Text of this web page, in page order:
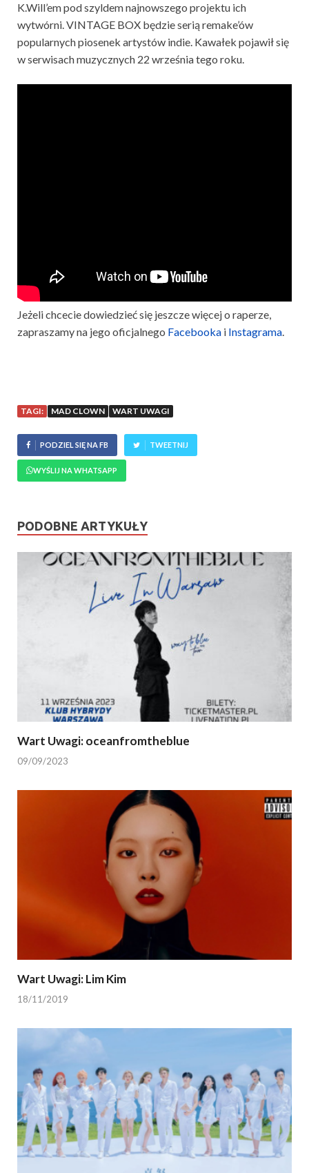
K.Will’em pod szyldem najnowszego projektu ich
wytwórni. VINTAGE BOX będzie serią remake’ów
popularnych piosenek artystów indie. Kawałek pojawił się
w serwisach muzycznych 22 września tego roku.
Jeżeli chcecie dowiedzieć się jeszcze więcej o raperze,
zapraszamy na jego oficjalnego Facebooka i Instagrama.
TAGI: MAD CLOWN WART UWAGI
PODZIEL SIĘ NA FB TWEETNIJ
WYŚLIJ NA WHATSAPP
PODOBNE ARTYKUŁY
Wart Uwagi: oceanfromtheblue
09/09/2023
Wart Uwagi: Lim Kim
18/11/2019